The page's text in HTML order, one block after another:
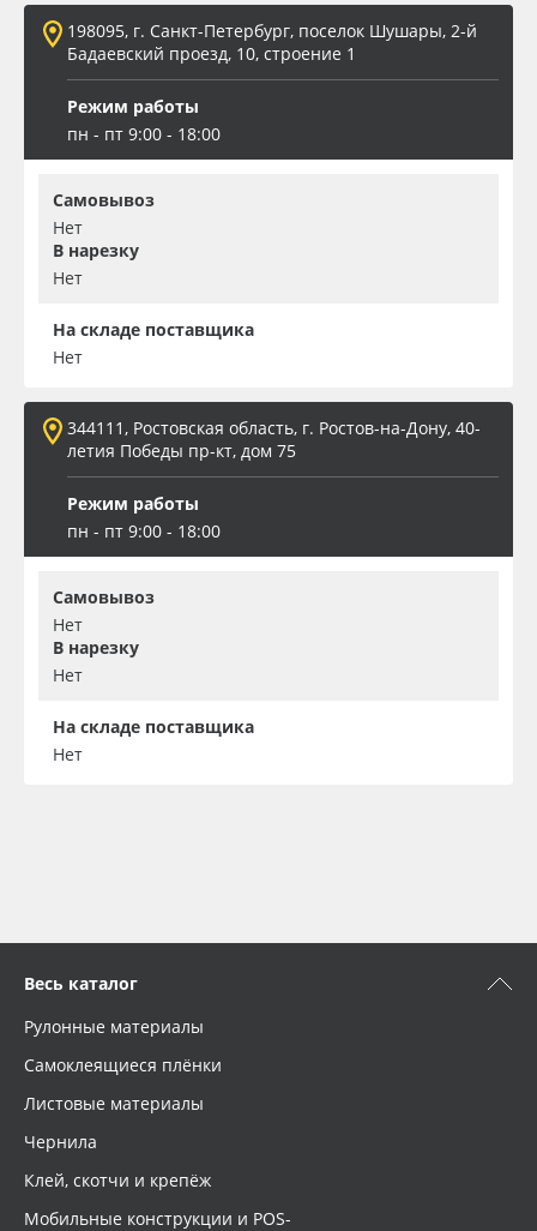
198095, г. Санкт-Петербург, поселок Шушары, 2-й
Бадаевский проезд, 10, строение 1
Режим работы
пн - пт 9:00 - 18:00
Самовывоз
Нет
В нарезку
Нет
На складе поставщика
Нет
344111, Ростовская область, г. Ростов-на-Дону, 40-
летия Победы пр-кт, дом 75
Режим работы
пн - пт 9:00 - 18:00
Самовывоз
Нет
В нарезку
Нет
На складе поставщика
Нет
Весь каталог
Рулонные материалы
Самоклеящиеся плёнки
Листовые материалы
Чернила
Клей, скотчи и крепёж
Мобильные конструкции и POS-